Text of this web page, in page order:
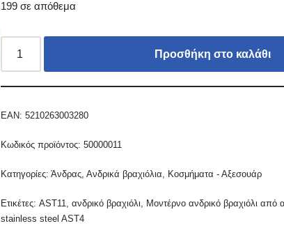
199 σε απόθεμα
Προσθήκη στο καλάθι
EAN:5210263003280
Κωδικός προϊόντος:50000011
Κατηγορίες:Άνδρας,Ανδρικά βραχιόλια, Κοσμήματα - Αξεσουάρ
Ετικέτες:AST11,ανδρικό βραχιόλι, Μοντέρνο ανδρικό βραχιόλι από
stainless steel AST4